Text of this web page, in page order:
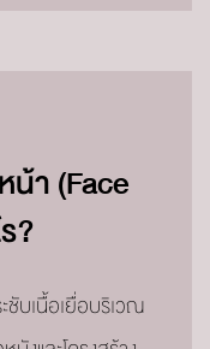
า (Face
?
บเนื้อเยื่อบริเวณ